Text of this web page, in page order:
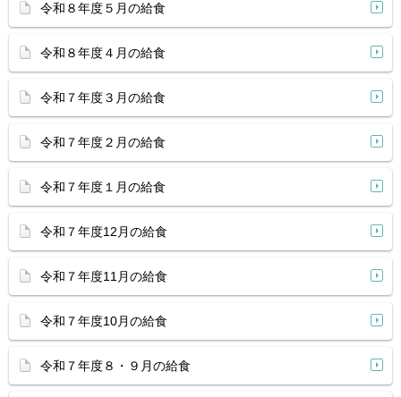
令和８年度５月の給食
令和８年度４月の給食
令和７年度３月の給食
令和７年度２月の給食
令和７年度１月の給食
令和７年度12月の給食
令和７年度11月の給食
令和７年度10月の給食
令和７年度８・９月の給食